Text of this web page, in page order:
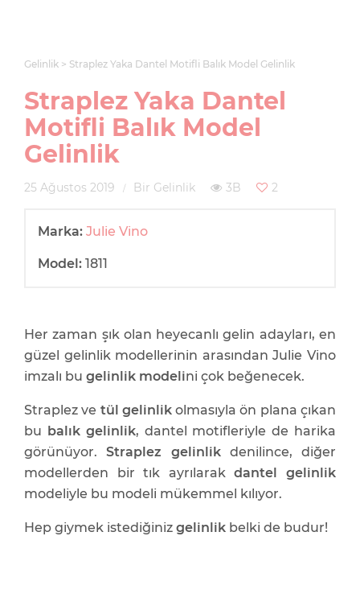
Gelinlik Straplez Yaka Dantel Motifli Balık Model Gelinlik
Straplez Yaka Dantel
Motifli Balık Model
Gelinlik
25 Ağustos 2019 Bir Gelinlik 3B 2
Marka: Julie Vino
Model: 1811
Her zaman şık olan heyecanlı gelin adayları, en
güzel gelinlik modellerinin arasından Julie Vino
imzalı bu gelinlik modelini çok beğenecek.
Straplez ve tül gelinlikolmasıyla ön plana çıkan
bu balık gelinlik, dantel motifleriyle de harika
görünüyor.Straplez gelinlikdenilince, diğer
modellerden bir tık ayrılarakdantel gelinlik
modeliyle bu modeli mükemmel kılıyor.
Hep giymek istediğiniz gelinlik belki de budur!